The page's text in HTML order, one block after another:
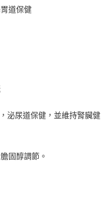
道保健
泌尿道保健，並維持腎臟健
固醇調節。